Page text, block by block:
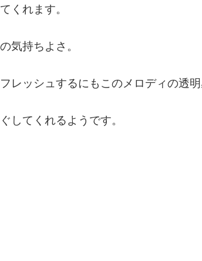
くれます。
気持ちよさ。
レッシュするにもこのメロディの透
してくれるようです。